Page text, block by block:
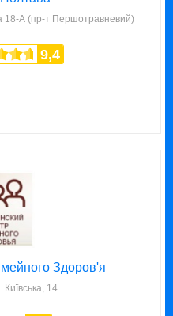
18-А (пр-т Першотравневий)
9,4
Здоров'я
Київська, 14